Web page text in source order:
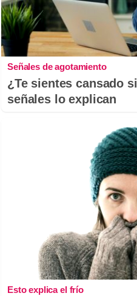
Señales de agotamiento
¿Te sientes cansado
señales lo explican
Esto explica el frío